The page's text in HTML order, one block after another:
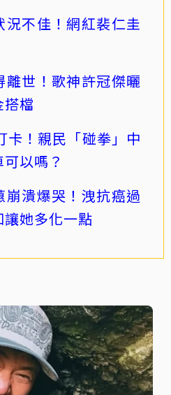
況不佳！網紅裴仁圭
離世！歌神許冠傑曬
檔
卡！親民「碰拳」中
以嗎？
崩潰爆哭！洩抗癌過
她多化一點